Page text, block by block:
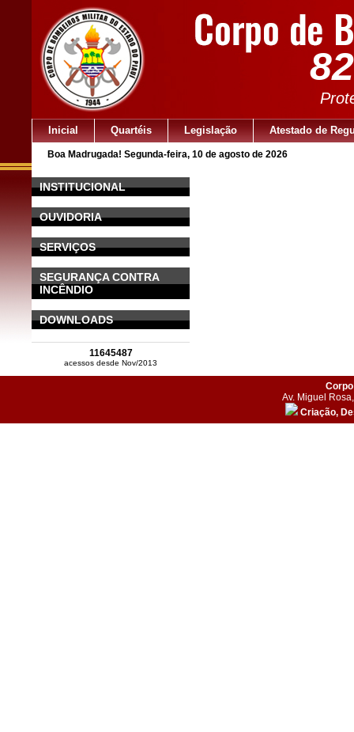
Inicial Quartéis Legislação Atestado de
Boa Madrugada! Segunda-feira, 10 de agosto de 2026
INSTITUCIONAL
OUVIDORIA
SERVIÇOS
SEGURANÇA CONTRA
INCÊNDIO
DOWNLOADS
11645487
acessos desde Nov/2013
Av. Miguel
Criação,